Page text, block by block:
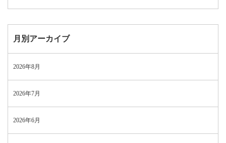
月別アーカイブ
2026年8月
2026年7月
2026年6月